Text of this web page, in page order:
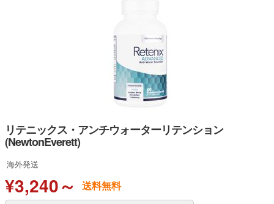
リテニックス・アンチウォーターリテンション
(NewtonEverett)
海外発送
¥3,240～ 送料無料